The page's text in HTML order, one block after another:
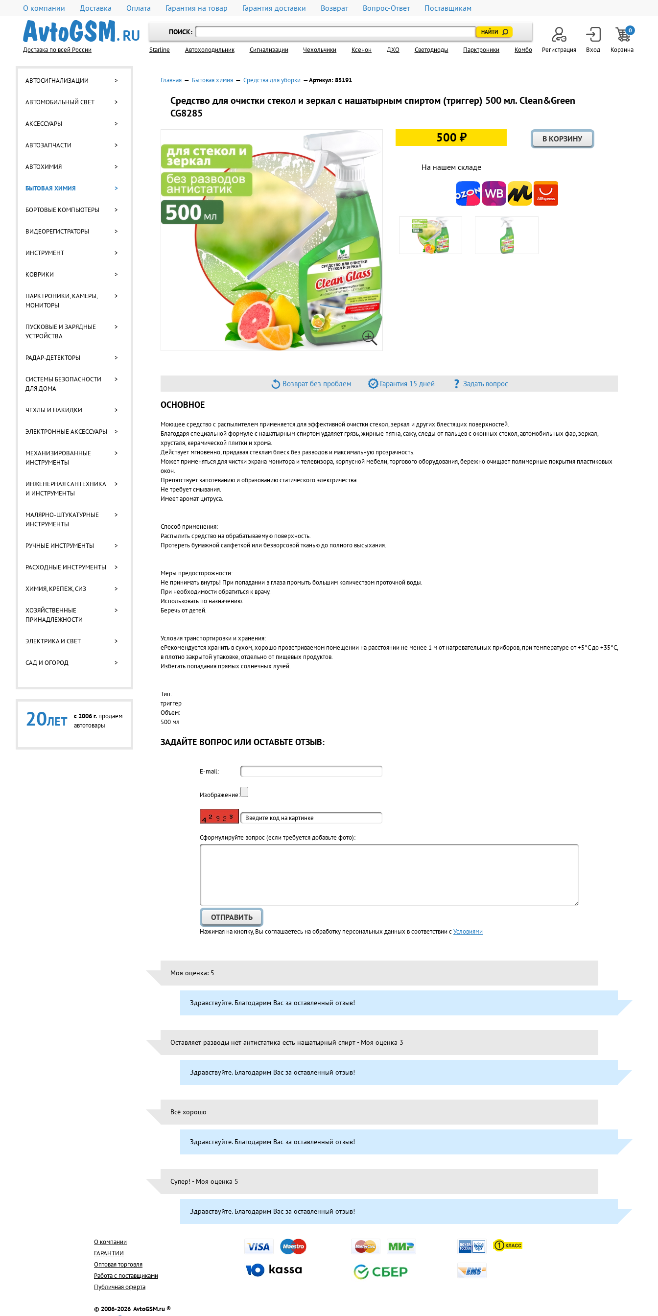
О компании Доставка Оплата Гарантия на товар Гарантия доставки Возврат Вопрос-Ответ Поставщикам
Доставка по всей России
ПОИСК:
Starline Автохолодильник Cигнализации Чехольчики Ксенон ДХО Светодиоды Парктроники Комбо Регистрация Вход
0
Корзина
АВТОСИГНАЛИЗАЦИИ >
АВТОМОБИЛЬНЫЙ СВЕТ >
АКСЕССУАРЫ >
АВТОЗАПЧАСТИ >
АВТОХИМИЯ >
БЫТОВАЯ ХИМИЯ >
БОРТОВЫЕ КОМПЬЮТЕРЫ >
ВИДЕОРЕГИСТРАТОРЫ >
ИНСТРУМЕНТ >
КОВРИКИ >
ПАРКТРОНИКИ, КАМЕРЫ,
МОНИТОРЫ
>
ПУСКОВЫЕ И ЗАРЯДНЫЕ
УСТРОЙСТВА
>
РАДАР-ДЕТЕКТОРЫ >
СИСТЕМЫ БЕЗОПАСНОСТИ
ДЛЯ ДОМА
>
ЧЕХЛЫ И НАКИДКИ >
ЭЛЕКТРОННЫЕ АКСЕССУАРЫ >
МЕХАНИЗИРОВАННЫЕ
ИНСТРУМЕНТЫ
>
ИНЖЕНЕРНАЯ САНТЕХНИКА
И ИНСТРУМЕНТЫ
>
МАЛЯРНО-ШТУКАТУРНЫЕ
ИНСТРУМЕНТЫ
>
РУЧНЫЕ ИНСТРУМЕНТЫ >
РАСХОДНЫЕ ИНСТРУМЕНТЫ >
ХИМИЯ, КРЕПЕЖ, СИЗ >
ХОЗЯЙСТВЕННЫЕ
ПРИНАДЛЕЖНОСТИ
>
ЭЛЕКТРИКА И СВЕТ >
САД И ОГОРОД >
20ЛЕТ c 2006 г. продаем
автотовары
Главная — Бытовая химия — Средства для уборки — Артикул: 85191
Средство для очистки стекол и зеркал с нашатырным спиртом (триггер) 500 мл. Clean&Green
CG8285
500 ₽
На нашем складе
Возврат без проблем Гарантия 15 дней Задать вопрос
ОСНОВНОЕ
Моющее средство с распылителем применяется для эффективной очистки стекол, зеркал и других блестящих поверхностей.
Благодаря специальной формуле с нашатырным спиртом удаляет грязь, жирные пятна, сажу, следы от пальцев с оконных стекол, автомобильных фар, зеркал,
хрусталя, керамической плитки и хрома.
Действует мгновенно, придавая стеклам блеск без разводов и максимальную прозрачность.
Может применяться для чистки экрана монитора и телевизора, корпусной мебели, торгового оборудования, бережно очищает полимерные покрытия пластиковых
окон.
Препятствует запотеванию и образованию статического электричества.
Не требует смывания.
Имеет аромат цитруса.
Способ применения:
Распылить средство на обрабатываемую поверхность.
Протереть бумажной салфеткой или безворсовой тканью до полного высыхания.
Меры предосторожности:
Не принимать внутрь! При попадании в глаза промыть большим количеством проточной воды.
При необходимости обратиться к врачу.
Использовать по назначению.
Беречь от детей.
Условия транспортировки и хранения:
еРекомендуется хранить в сухом, хорошо проветриваемом помещении на расстоянии не менее 1 м от нагревательных приборов, при температуре от +5°С до +35°С,
в плотно закрытой упаковке, отдельно от пищевых продуктов.
Избегать попадания прямых солнечных лучей.
Тип:
триггер
Объем:
500 мл
ЗАДАЙТЕ ВОПРОС ИЛИ ОСТАВЬТЕ ОТЗЫВ:
E-mail:
Изображение:
Cформулируйте вопрос (если требуется добавьте фото):
Нажимая на кнопку, Вы соглашаетесь на обработку персональных данных в соответствии сУсловиями
Моя оценка: 5
Здравствуйте. Благодарим Вас за оставленный отзыв!
Оставляет разводы нет антистатика есть нашатырный спирт - Моя оценка 3
Здравствуйте. Благодарим Вас за оставленный отзыв!
Всё хорошо
Здравствуйте. Благодарим Вас за оставленный отзыв!
Супер! - Моя оценка 5
Здравствуйте. Благодарим Вас за оставленный отзыв!
О компании
ГАРАНТИИ
Оптовая торговля
Работа с поставщиками
Публичная оферта
© 2006-2026 AvtoGSM.ru ®